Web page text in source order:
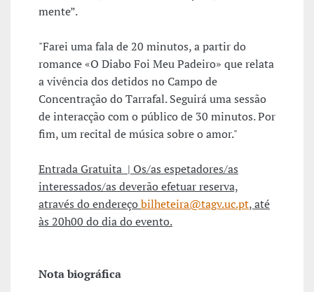
mente”.
"Farei uma fala de 20 minutos, a partir do
romance «O Diabo Foi Meu Padeiro» que relata
a vivência dos detidos no Campo de
Concentração do Tarrafal. Seguirá uma sessão
de interacção com o público de 30 minutos. Por
fim, um recital de música sobre o amor."
Entrada Gratuita | Os/as espetadores/as
interessados/as deverão efetuarreserva,
através do endereçobilheteira@tagv.uc.pt, até
às 20h00 do dia do evento.
Nota biográfica